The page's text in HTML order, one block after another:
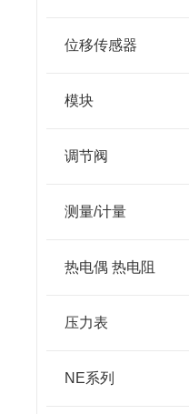
位移传感器
模块
调节阀
测量/计量
热电偶 热电阻
压力表
NE系列